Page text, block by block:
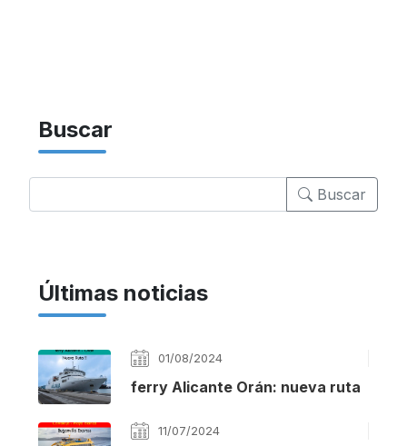
Buscar
Buscar
Últimas noticias
01/08/2024
ferry Alicante Orán: nueva ruta
11/07/2024